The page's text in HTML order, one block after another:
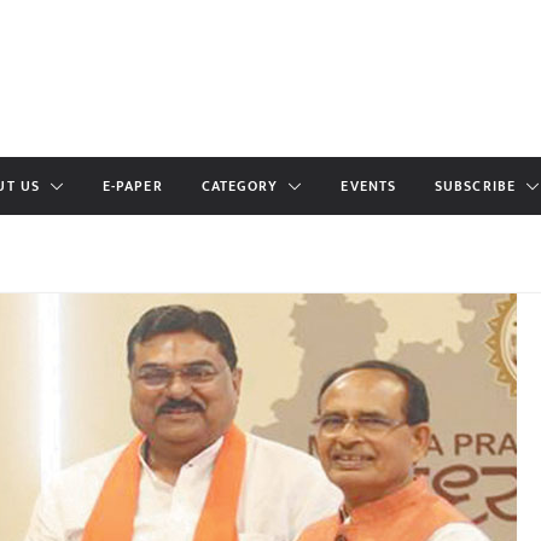
US E-PAPER CATEGORY EVENTS SUBSCRIBE